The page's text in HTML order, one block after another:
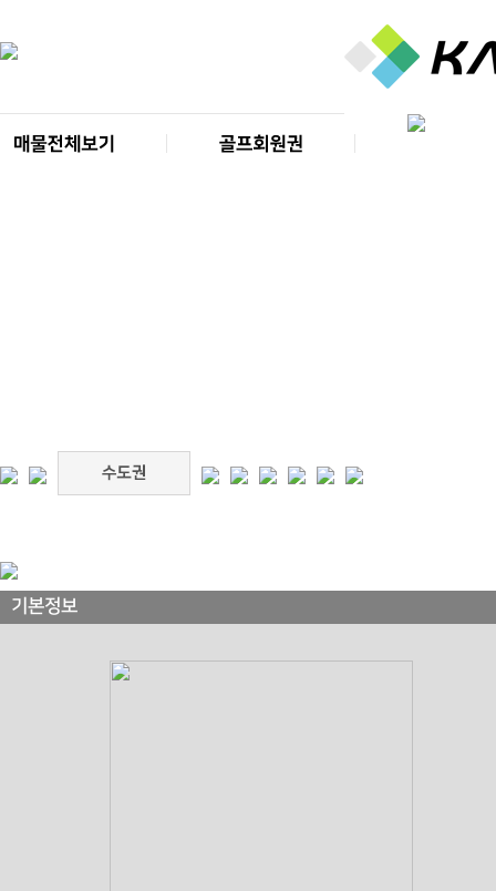
기본정보